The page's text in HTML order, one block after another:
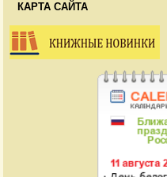
КАРТА САЙТА